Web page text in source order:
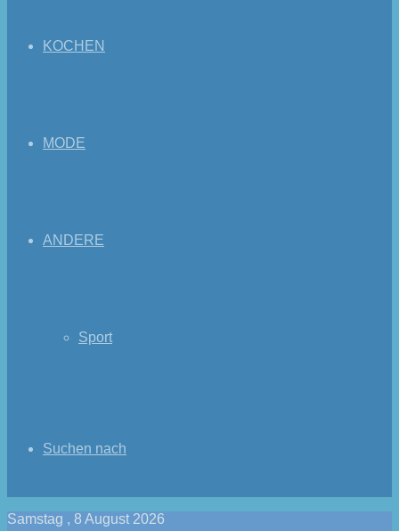
KOCHEN
MODE
ANDERE
Sport
Suchen nach
Samstag , 8 August 2026